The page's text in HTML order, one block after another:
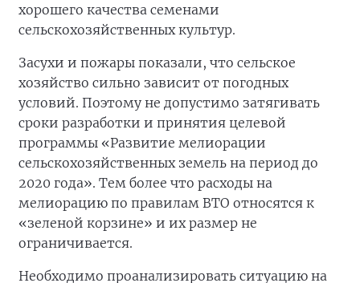
хорошего качества семенами
сельскохозяйственных культур.
Засухи и пожары показали, что сельское
хозяйство сильно зависит от погодных
условий. Поэтому не допустимо затягивать
сроки разработки и принятия целевой
программы «Развитие мелиорации
сельскохозяйственных земель на период до
2020 года». Тем более что расходы на
мелиорацию по правилам ВТО относятся к
«зеленой корзине» и их размер не
ограничивается.
Необходимо проанализировать ситуацию на